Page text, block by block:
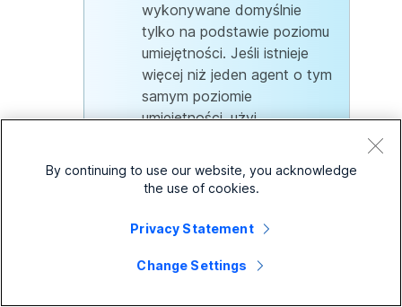
wykonywane domyślnie
tylko na podstawie poziomu
umiejętności. Jeśli istnieje
więcej niż jeden agent o tym
samym poziomie
umiejętności, użyj
przekierowywania
(okrężnego/odgórnego/najdł
rozwiązać spory dotyczące
na przekierowywanie
By continuing to use our website, you acknowledge
the use of cookies.
Privacy Statement
Change Settings